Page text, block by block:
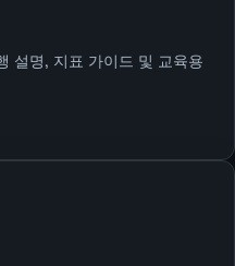
설명, 지표 가이드 및 교육용